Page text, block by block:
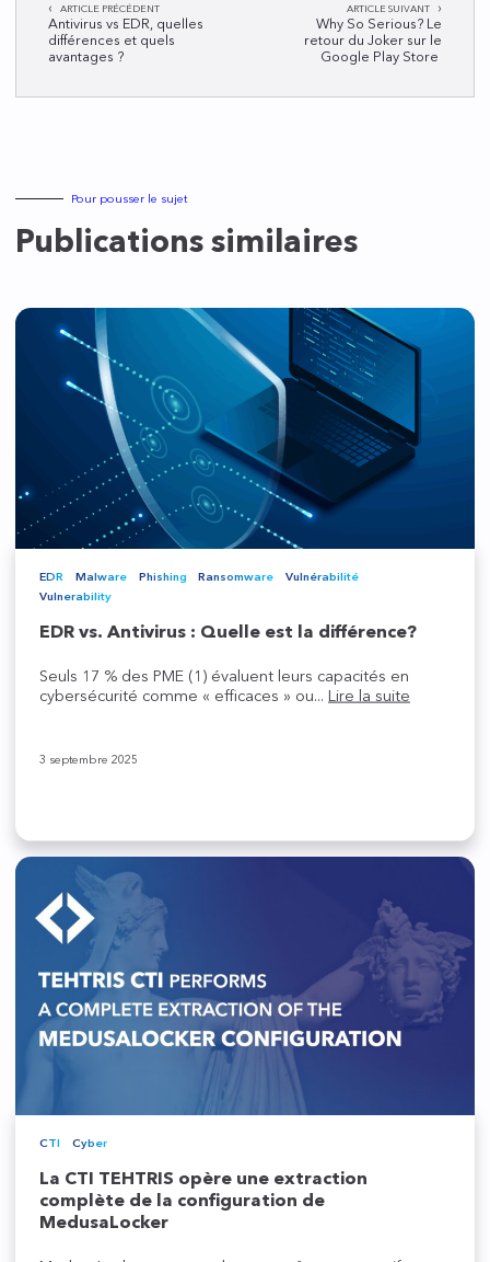
de
l’article
ARTICLE PRÉCÉDENT
Antivirus vs EDR, quelles
différences et quels
avantages ?
ARTICLE SUIVANT
Why So Serious? Le
retour du Joker sur le
Google Play Store
Pour pousser le sujet
Publications similaires
EDR Malware Phishing Ransomware
Vulnérabilité
Vulnerability
EDR vs. Antivirus : Quelle est la différence?
Seuls 17 % des PME (1) évaluent leurs capacités en
cybersécurité comme « efficaces » ou... Lire la suite
3 septembre 2025
CTI Cyber
La CTI TEHTRIS opère une extraction
complète de la configuration de
MedusaLocker